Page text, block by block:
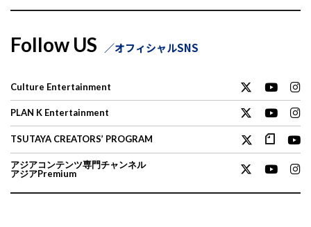
Follow US オフィシャルSNS
Culture Entertainment
PLAN K Entertainment
TSUTAYA CREATORS’ PROGRAM
アジアコンテンツ専門チャンネル
アジアPremium